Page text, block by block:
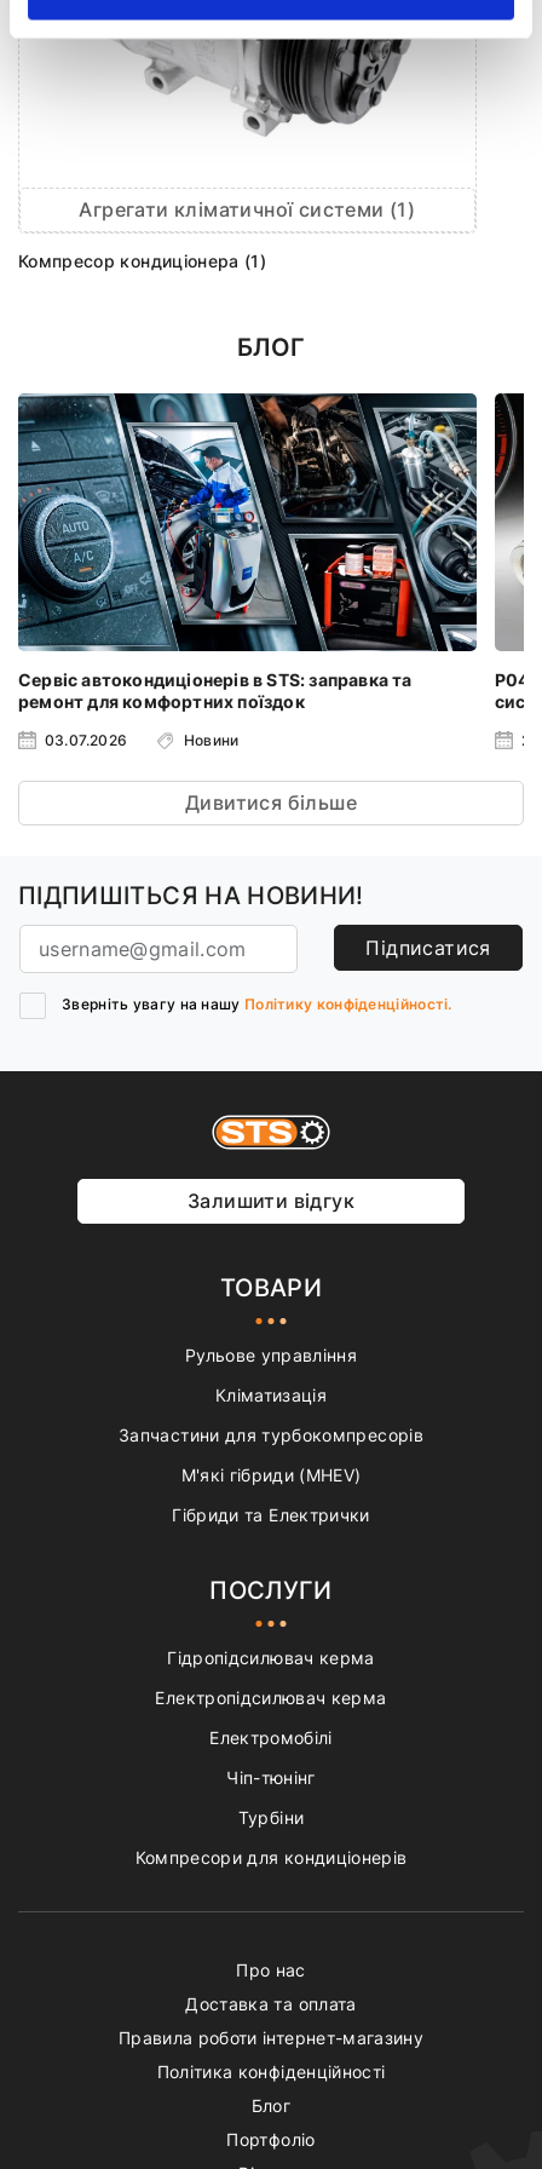
Агрегати кліматичної системи (1)
Компресор кондиціонера (1)
БЛОГ
Сервіс автокондиціонерів в STS: заправка та
ремонт для комфортних поїздок
03.07.2026 Новини
Дивитися більше
ПІДПИШІТЬСЯ НА НОВИНИ!
Підписатися
Зверніть увагу на нашу Політику конфіденційності.
Залишити відгук
ТОВАРИ
Рульове управління
Кліматизація
Запчастини для турбокомпресорів
М'які гібриди (MHEV)
Гібриди та Електрички
ПОСЛУГИ
Гідропідсилювач керма
Електропідсилювач керма
Електромобілі
Чіп-тюнінг
Турбіни
Компресори для кондиціонерів
Про нас
Доставка та оплата
Правила роботи інтернет-магазину
Політика конфіденційності
Блог
Портфоліо